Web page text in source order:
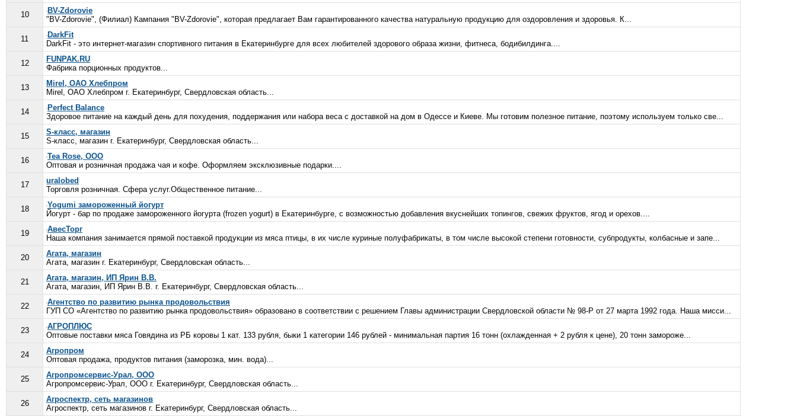
10
BV-Zdorovie
"BV-Zdorovie", (Филиал) Кампания "BV-Zdorovie", которая предлагает Вам гарантированного качества натуральную продукцию для оздоровления и здоровья. К...
11
DarkFit
DarkFit - это интернет-магазин спортивного питания в Екатеринбурге для всех любителей здорового образа жизни, фитнеса, бодибилдинга....
12
FUNPAK.RU
Фабрика порционных продуктов...
13
Mirel, ОАО Хлебпром
Mirel, ОАО Хлебпром г. Екатеринбург, Свердловская область...
14
Perfect Balance
Здоровое питание на каждый день для похудения, поддержания или набора веса с доставкой на дом в Одессе и Киеве. Мы готовим полезное питание, поэтому используем только све...
15
S-класс, магазин
S-класс, магазин г. Екатеринбург, Свердловская область...
16
Tea Rose, ООО
Оптовая и розничная продажа чая и кофе. Оформляем эксклюзивные подарки....
17
uralobed
Торговля розничная. Сфера услуг.Общественное питание...
18
Yogumi замороженный йогурт
Йогурт - бар по продаже замороженного йогурта (frozen yogurt) в Екатеринбурге, с возможностью добавления вкуснейших топингов, свежих фруктов, ягод и орехов....
19
АвесТорг
Наша компания занимается прямой поставкой продукции из мяса птицы, в их числе куриные полуфабрикаты, в том числе высокой степени готовности, субпродукты, колбасные и запе...
20
Агата, магазин
Агата, магазин г. Екатеринбург, Свердловская область...
21
Агата, магазин, ИП Ярин В.В.
Агата, магазин, ИП Ярин В.В. г. Екатеринбург, Свердловская область...
22
Агентство по развитию рынка продовольствия
ГУП СО «Агентство по развитию рынка продовольствия» образовано в соответствии с решением Главы администрации Свердловской области № 98-Р от 27 марта 1992 года. Наша мисси...
23
АГРОПЛЮС
Оптовые поставки мяса Говядина из РБ коровы 1 кат. 133 рубля, быки 1 категории 146 рублей - минимальная партия 16 тонн (охлажденная + 2 рубля к цене), 20 тонн замороже...
24
Агропром
Оптовая продажа, продуктов питания (заморозка, мин. вода)...
25
Агропромсервис-Урал, ООО
Агропромсервис-Урал, ООО г. Екатеринбург, Свердловская область...
26
Агроспектр, сеть магазинов
Агроспектр, сеть магазинов г. Екатеринбург, Свердловская область...